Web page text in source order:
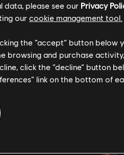
data, please see our Privacy
our cookie management tool.
the “accept” button
browsing and purchase
click the “decline” button
link on the bottom of